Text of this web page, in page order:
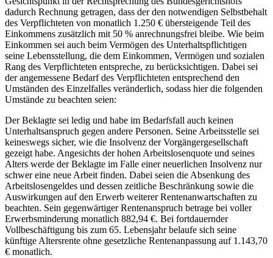
dadurch Rechnung getragen, dass der den notwendigen Selbstbehalt
des Verpflichteten von monatlich 1.250 € übersteigende Teil des
Einkommens zusätzlich mit 50 % anrechnungsfrei bleibe. Wie beim
Einkommen sei auch beim Vermögen des Unterhaltspflichtigen
seine Lebensstellung, die dem Einkommen, Vermögen und sozialen
Rang des Verpflichteten entspreche, zu berücksichtigen. Dabei sei
der angemessene Bedarf des Verpflichteten entsprechend den
Umständen des Einzelfalles veränderlich, sodass hier die folgenden
Umstände zu beachten seien:
Der Beklagte sei ledig und habe im Bedarfsfall auch keinen
Unterhaltsanspruch gegen andere Personen. Seine Arbeitsstelle sei
keineswegs sicher, wie die Insolvenz der Vorgängergesellschaft
gezeigt habe. Angesichts der hohen Arbeitslosenquote und seines
Alters werde der Beklagte im Falle einer neuerlichen Insolvenz nur
schwer eine neue Arbeit finden. Dabei seien die Absenkung des
Arbeitslosengeldes und dessen zeitliche Beschränkung sowie die
Auswirkungen auf den Erwerb weiterer Rentenanwartschaften zu
beachten. Sein gegenwärtiger Rentenanspruch betrage bei voller
Erwerbsminderung monatlich 882,94 €. Bei fortdauernder
Vollbeschäftigung bis zum 65. Lebensjahr belaufe sich seine
künftige Altersrente ohne gesetzliche Rentenanpassung auf 1.143,70
€ monatlich.